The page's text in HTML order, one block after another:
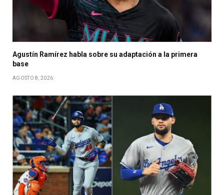
Agustín Ramírez habla sobre su adaptación a la primera
base
AGOSTO 8, 2026